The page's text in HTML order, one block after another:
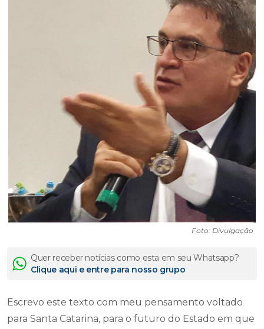
Foto: Divulgação
Quer receber notícias como esta em seu Whatsapp?
Clique aqui e entre para nosso grupo
Escrevo este texto com meu pensamento voltado
para Santa Catarina, para o futuro do Estado em que